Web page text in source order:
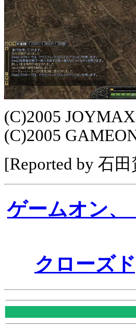
(C)2005
(C)2005
[Reported by 石
ゲームオン、
クローズ